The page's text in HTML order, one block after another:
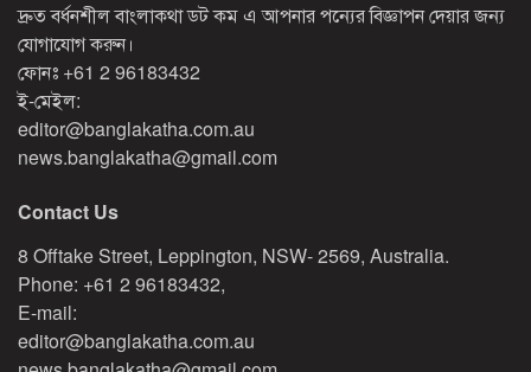
দ্রুত বর্ধনশীল বাংলাকথা ডট কম এ আপনার পন্যের বিজ্ঞাপন দেয়ার জন্য
যোগাযোগ করুন।
ফোনঃ +61 2 96183432
ই-মেইল:
editor@banglakatha.com.au
news.banglakatha@gmail.com
Contact Us
8 Offtake Street, Leppington, NSW- 2569, Australia.
Phone: +61 2 96183432,
E-mail:
editor@banglakatha.com.au